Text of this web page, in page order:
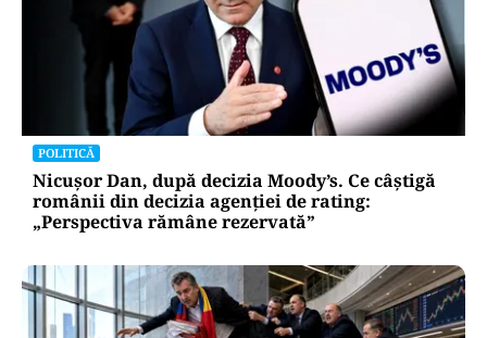
POLITICĂ
Nicușor Dan, după decizia Moody’s. Ce câștigă
românii din decizia agenției de rating:
„Perspectiva rămâne rezervată”